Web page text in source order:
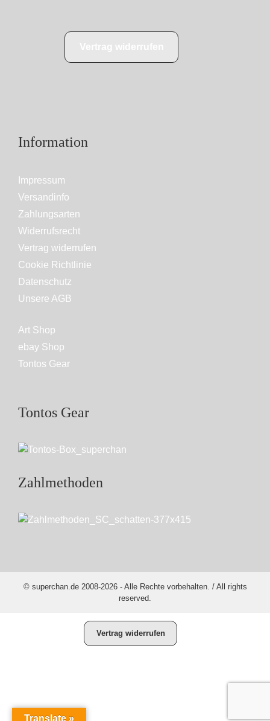
Information
Impressum
Versandinfo
Zahlungsarten
Widerrufsrecht
Vertrag widerrufen
Cookie Richtlinie
Datenschutz
Unsere AGB
Art Shop
ebay Shop
Tontos Gear
Tontos Gear
Zahlmethoden
© superchan.de 2008-2026 - Alle Rechte vorbehalten. / All rights
reserved.
Vertrag widerrufen
Translate »